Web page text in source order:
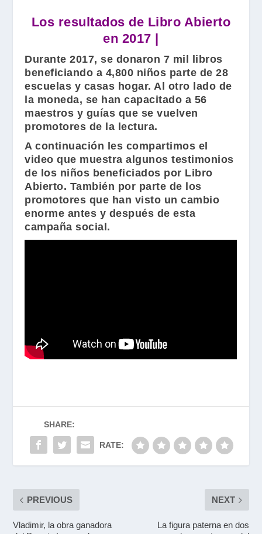
Los resultados de Libro Abierto
en 2017 |
Durante 2017, se donaron 7 mil libros
beneficiando a 4,800 niños parte de 28
escuelas y casas hogar. Al otro lado de
la moneda, se han capacitado a 56
maestros y guías que se vuelven
promotores de la lectura.
A continuación les compartimos el
video que muestra algunos testimonios
de los niños beneficiados por Libro
Abierto. También por parte de los
promotores que han visto un cambio
enorme antes y después de esta
campaña social.
SHARE:
RATE:
PREVIOUS
Vladimir, la obra ganadora
NEXT
La figura paterna en dos